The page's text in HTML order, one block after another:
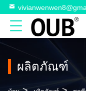
ผลิตภัณฑ์